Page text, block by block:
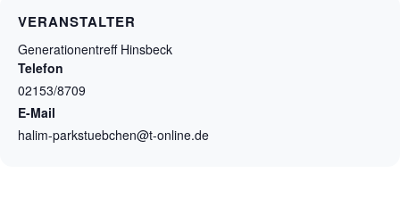
VERANSTALTER
Generationentreff Hinsbeck
Telefon
02153/8709
E-Mail
halim-parkstuebchen@t-online.de